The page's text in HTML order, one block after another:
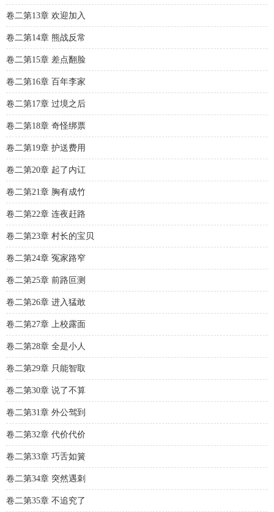
卷二第13章 欢迎加入
卷二第14章 熊战反常
卷二第15章 差点翻脸
卷二第16章 百年李家
卷二第17章 过境之后
卷二第18章 奇怪绑票
卷二第19章 护送费用
卷二第20章 起了内讧
卷二第21章 胸有成竹
卷二第22章 连夜赶路
卷二第23章 村长的宝贝
卷二第24章 冤家路窄
卷二第25章 前路叵测
卷二第26章 进入猛敢
卷二第27章 上校露面
卷二第28章 全是小人
卷二第29章 只能智取
卷二第30章 说了不算
卷二第31章 外公驾到
卷二第32章 代价代价
卷二第33章 巧舌如簧
卷二第34章 突然遇刺
卷二第35章 不追究了